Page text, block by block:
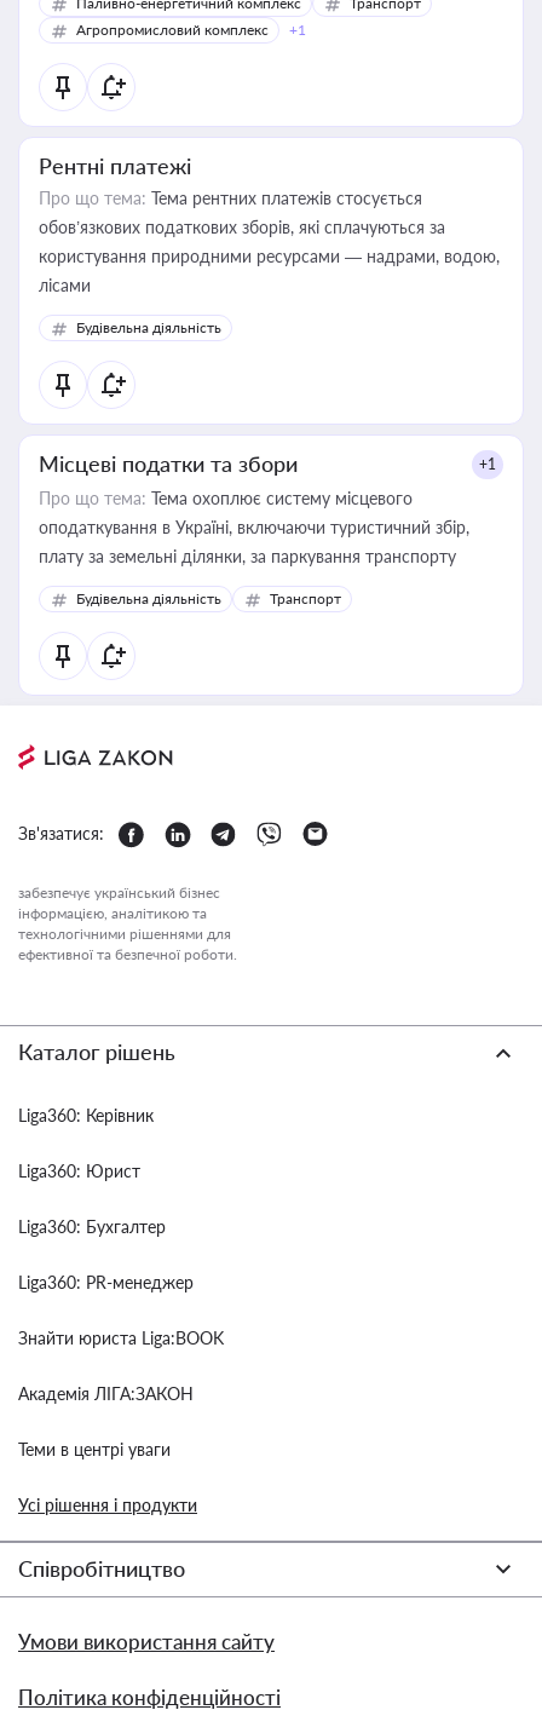
Агропромисловий комплекс
+1
Рентні платежі
Про що тема: Тема рентних платежів стосується
обов’язкових податкових зборів, які сплачуються за
користування природними ресурсами — надрами, водою,
лісами
Будівельна діяльність
Місцеві податки та збори +1
Про що тема: Тема охоплює систему місцевого
оподаткування в Україні, включаючи туристичний збір,
плату за земельні ділянки, за паркування транспорту
Будівельна діяльність Транспорт
Зв'язатися:
забезпечує український бізнес
інформацією, аналітикою та
технологічними рішеннями для
ефективної та безпечної роботи.
Каталог рішень
Liga360: Керівник
Liga360: Юрист
Liga360: Бухгалтер
Liga360: PR-менеджер
Знайти юриста Liga:BOOK
Академія ЛІГА:ЗАКОН
Теми в центрі уваги
Усі рішення і продукти
Співробітництво
Умови використання сайту
Політика конфіденційності